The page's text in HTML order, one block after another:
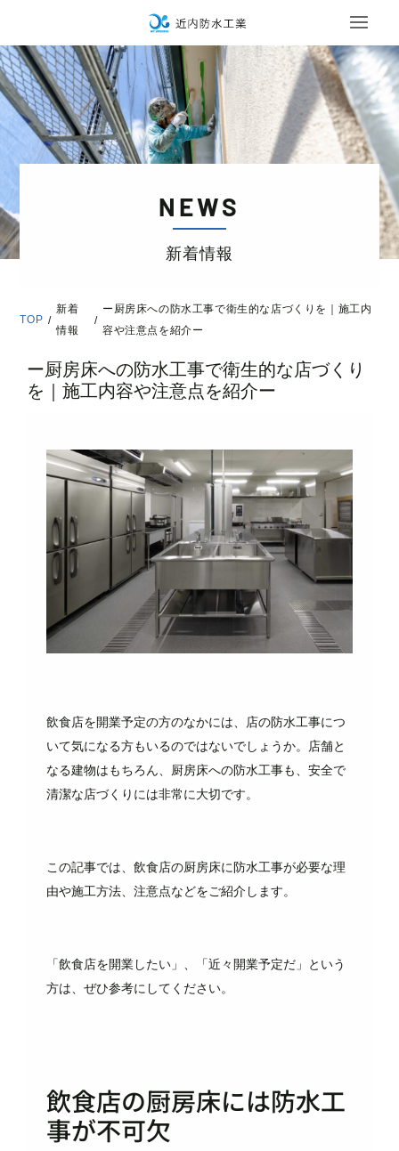
NEWS
新着情報
TOP /
新着
情報
/
ー厨房床への防水工事で衛生的な店づくりを｜施工内
容や注意点を紹介ー
ー厨房床への防水工事で衛生的な店づくり
を｜施工内容や注意点を紹介ー
飲食店を開業予定の方のなかには、店の防水工事につ
いて気になる方もいるのではないでしょうか。店舗と
なる建物はもちろん、厨房床への防水工事も、安全で
清潔な店づくりには非常に大切です。
この記事では、飲食店の厨房床に防水工事が必要な理
由や施工方法、注意点などをご紹介します。
「飲食店を開業したい」、「近々開業予定だ」という
方は、ぜひ参考にしてください。
飲食店の厨房床には防水工
事が不可欠